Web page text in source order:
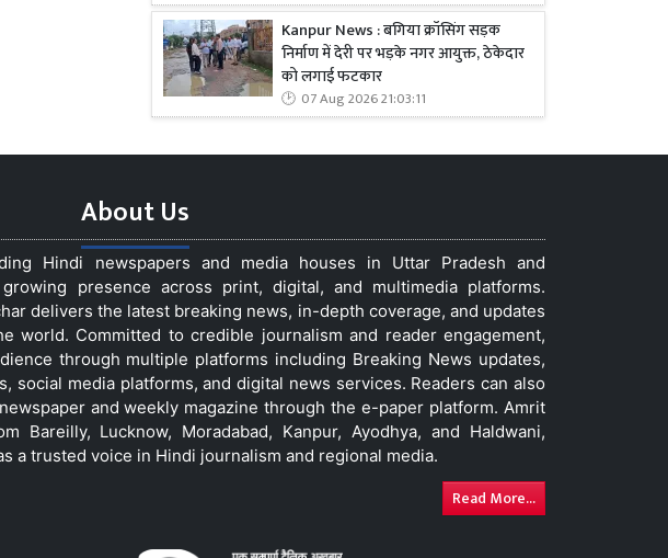
Kanpur News : बगिया क्रॉसिंग सड़क
निर्माण में देरी पर भड़के नगर आयुक्त, ठेकेदार
को लगाई फटकार
07 Aug 2026 21:03:11
About Us
Hindi newspapers and media houses in Uttar Pradesh and
presence across print, digital, and multimedia platforms.
delivers the latest breaking news, in-depth coverage, and updates
world. Committed to credible journalism and reader engagement,
through multiple platforms including Breaking News updates,
social media platforms, and digital news services. Readers can also
and weekly magazine through the e-paper platform. Amrit
Bareilly, Lucknow, Moradabad, Kanpur, Ayodhya, and Haldwani,
a trusted voice in Hindi journalism and regional media.
Read More...